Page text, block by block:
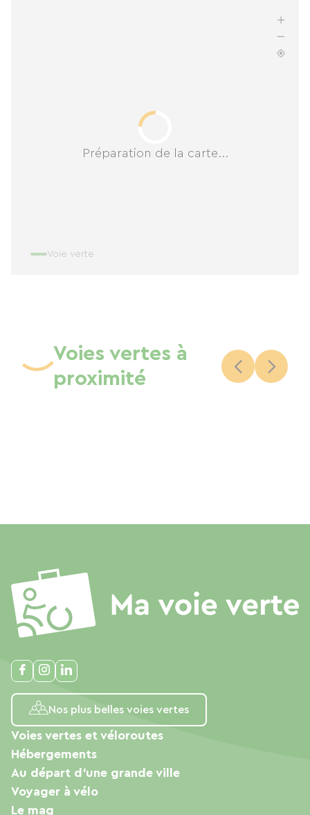
Préparation de la carte...
Voie verte
Voies vertes à
proximité
Nos plus belles voies vertes
Voies vertes et véloroutes
Hébergements
Au départ d'une grande ville
Voyager à vélo
Le mag